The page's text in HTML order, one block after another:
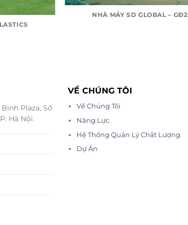
NHÀ MÁY SD GLOBAL – GĐ2
Plaza, Số
Hà Nội.
VỀ CHÚNG TÔI
Về Chúng Tôi
Năng Lực
Hệ Thống Quản Lý Chất Lượng
Dự Án